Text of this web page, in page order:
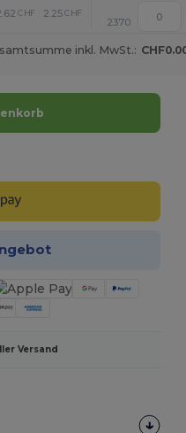
CHF 2.25 CHF +2370
inkl. MwSt.:
Versand